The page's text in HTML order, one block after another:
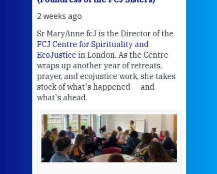
2 weeks ago
Sr MaryAnne fcJ is the Director of the
FCJ Centre for Spirituality and
EcoJusticein London. As the Centre
wraps up another year of retreats,
prayer, and ecojustice work, she takes
stock of what's happened — and
what's ahead.